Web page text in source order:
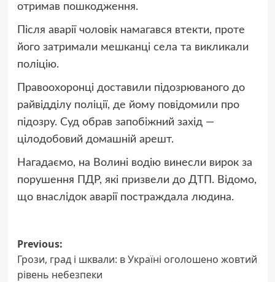
отримав пошкодження.
Після аварії чоловік намагався втекти, проте
його затримали мешканці села та викликали
поліцію.
Правоохоронці доставили підозрюваного до
райвідділу поліції, де йому повідомили про
підозру. Суд обрав запобіжний захід —
цілодобовий домашній арешт.
Нагадаємо, на Волині водію винесли вирок за
порушення ПДР, які призвели до ДТП. Відомо,
що внаслідок аварії постраждала людина.
Post
navigation
Previous:
Грози, град і шквали: в Україні оголошено жовтий
рівень небезпеки